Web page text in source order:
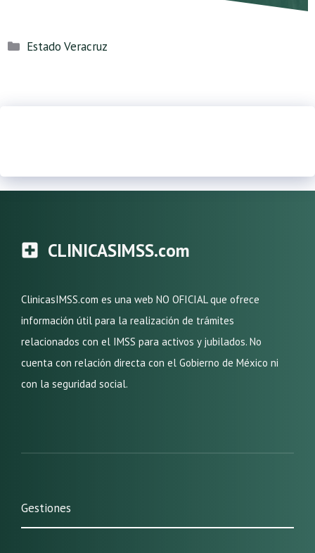
Categorías
Estado Veracruz
CLINICASIMSS.com
ClinicasIMSS.com es una web NO OFICIAL que ofrece
información útil para la realización de trámites
relacionados con el IMSS para activos y jubilados. No
cuenta con relación directa con el Gobierno de México ni
con la seguridad social.
Gestiones